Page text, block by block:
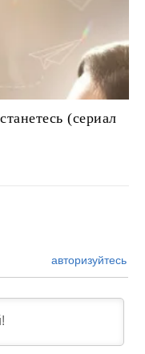
(сериал
авторизуйтесь